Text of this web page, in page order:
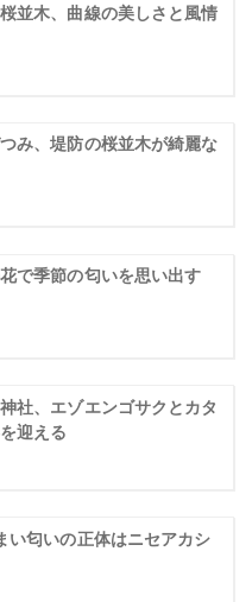
並木、曲線の美しさと風情
み、堤防の桜並木が綺麗な
で季節の匂いを思い出す
社、エゾエンゴサクとカタ
迎える
い匂いの正体はニセアカシ